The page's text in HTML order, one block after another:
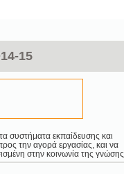
15
συστήματα εκπαίδευσης και
την αγορά εργασίας, και να
στην κοινωνία της γνώσης.